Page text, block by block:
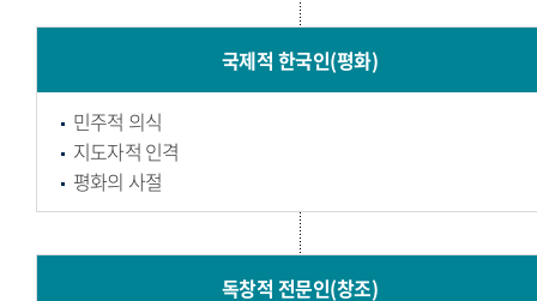
국제적 한국인(평화)
민주적 의식
지도자적 인격
평화의 사절
독창적 전문인(창조)